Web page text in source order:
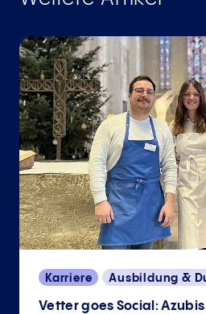
Karriere Ausbildung &
Vetter goes Social: